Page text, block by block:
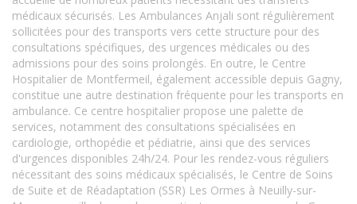
médicaux sécurisés. Les Ambulances Anjali sont régulièrement
sollicitées pour des transports vers cette structure pour des
consultations spécifiques, des urgences médicales ou des
admissions pour des soins prolongés. En outre, le Centre
Hospitalier de Montfermeil, également accessible depuis Gagny,
constitue une autre destination fréquente pour les transports en
ambulance. Ce centre hospitalier propose une palette de
services, notamment des consultations spécialisées en
cardiologie, orthopédie et pédiatrie, ainsi que des services
d'urgences disponibles 24h/24. Pour les rendez-vous réguliers
nécessitant des soins médicaux spécialisés, le Centre de Soins
de Suite et de Réadaptation (SSR) Les Ormes à Neuilly-sur-